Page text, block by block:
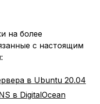
на более
с настоящим
в Ubuntu 20.04
в DigitalOcean